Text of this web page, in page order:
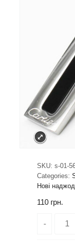
SKU: s-01-
Categories:
Нові
110 грн.